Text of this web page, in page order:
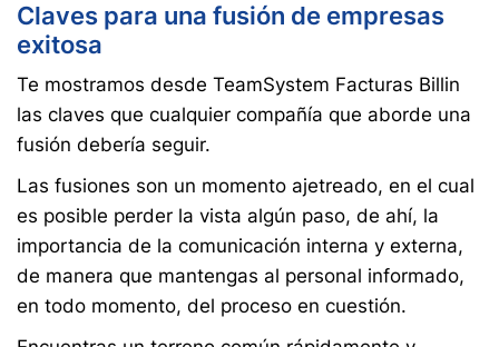
Claves para una fusión de empresas
exitosa
Te mostramos desde TeamSystem Facturas Billin
las claves que cualquier compañía que aborde una
fusión debería seguir.
Las fusiones son un momento ajetreado, en el cual
es posible perder la vista algún paso, de ahí, la
importancia de la comunicación interna y externa,
de manera que mantengas al personal informado,
en todo momento, del proceso en cuestión.